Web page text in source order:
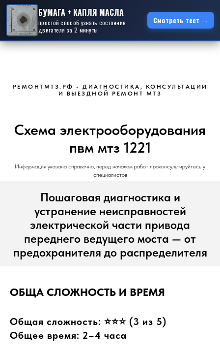
БУМАГА + КАПЛЯ МАСЛА
простой способ узнать состояние
двигателя за 2 минуты
Смотреть тест →
РЕМОНТМТЗ.РФ - ДИАГНОСТИКА, КОНСУЛЬТАЦИИ
И ВЫЕЗДНОЙ РЕМОНТ МТЗ
Схема электрооборудования
пвм мтз 1221
Информация указана справочно, перед началом работ проконсультируйтесь у
специалистов
Пошаговая диагностика и
устранение неисправностей
электрической части привода
переднего ведущего моста — от
предохранителя до распределителя
ОБЩА СЛОЖНОСТЬ И ВРЕМЯ
Общая сложность: ⭐⭐⭐ (3 из 5)
Общее время: 2–4 часа